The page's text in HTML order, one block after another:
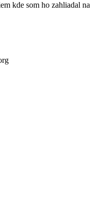
kde som ho zahliadal na